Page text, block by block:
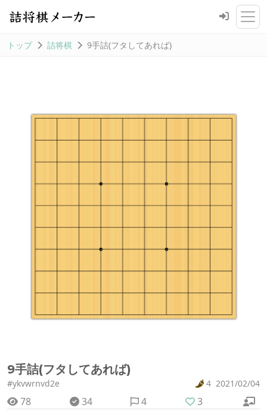
トップ 詰将棋 9手詰(フタしてあれば)
9手詰(フタしてあれば)
#ykvwrnvd2e 4 2021/02/04
78 34 4
3